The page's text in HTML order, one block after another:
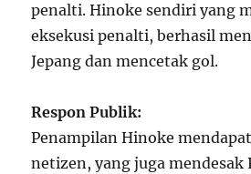
penalti. Hinoke sendiri yang
eksekusi penalti, berhasil
Jepang dan mencetak gol.
Respon Publik:
Penampilan Hinoke
netizen, yang juga mendesak